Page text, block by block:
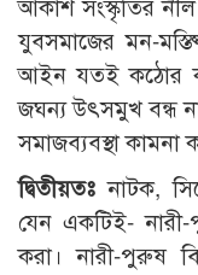
আকাশ সংস্কৃতির
যুবসমাজের মন-
আইন যতই কঠোর
জঘন্য উৎসমুখ বন্ধ
সমাজব্যবস্থা কামনা
দ্বিতীয়তঃ নাটক,
যেন একটিই-
করা। নারী-পুরুষ